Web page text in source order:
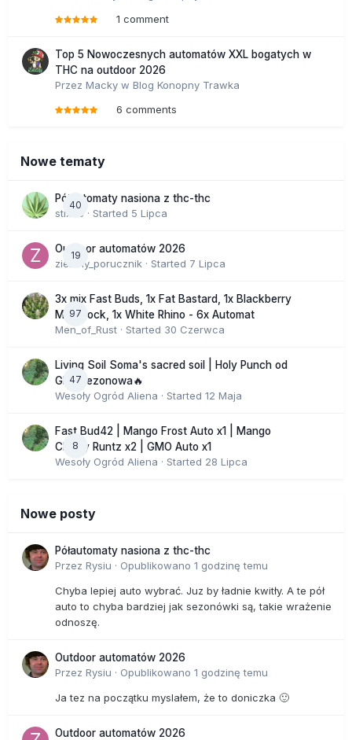
1 comment
Top 5 Nowoczesnych automatów XXL bogatych w
THC na outdoor 2026
Przez Macky w Blog Konopny Trawka
6 comments
Nowe tematy
40
Półautomaty nasiona z thc-thc
stix33 · Started 5 Lipca
19
Outdoor automatów 2026
zielony_porucznik · Started 7 Lipca
97
3x mix Fast Buds, 1x Fat Bastard, 1x Blackberry
Moonrock, 1x White Rhino - 6x Automat
Men_of_Rust · Started 30 Czerwca
47
Living Soil Soma's sacred soil | Holy Punch od
GHS sezonowa🔥
Wesoły Ogród Aliena · Started 12 Maja
8
Fast Bud42 | Mango Frost Auto x1 | Mango
Cherry Runtz x2 | GMO Auto x1
Wesoły Ogród Aliena · Started 28 Lipca
Nowe posty
Półautomaty nasiona z thc-thc
Przez Rysiu · Opublikowano 1 godzinę temu
Chyba lepiej auto wybrać. Juz by ładnie kwitły. A te pół
auto to chyba bardziej jak sezonówki są, takie wrażenie
odnoszę.
Outdoor automatów 2026
Przez Rysiu · Opublikowano 1 godzinę temu
Ja tez na początku myslałem, że to doniczka 🙂
Outdoor automatów 2026